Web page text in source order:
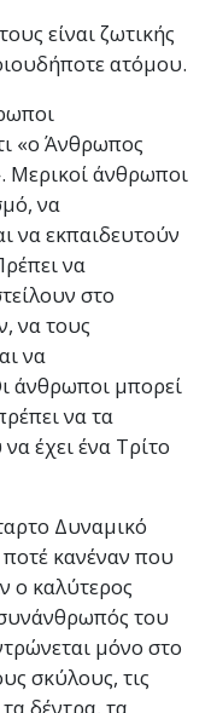
είναι ζωτικής
ατόμου.
«ο Άνθρωπος
Μερικοί άνθρωποι
να
να εκπαιδευτούν
να
στο
να τους
να
άνθρωποι μπορεί
να τα
έχει ένα Τρίτο
Δυναμικό
κανέναν που
ο καλύτερος
του
μόνο στο
σκύλους, τις